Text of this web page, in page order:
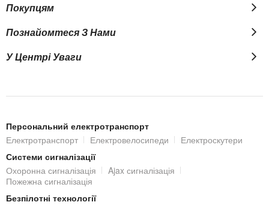
Покупцям
Познайомтеся З Нами
У Центрі Уваги
Персональний електротранспорт
Електротранспорт
Електровелосипеди
Електроскутери
Системи сигналізації
Охоронна сигналізація
Ajax сигналізація
Пожежна сигналізація
Безпілотні технології